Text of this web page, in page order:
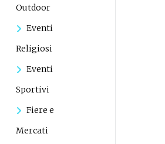
Outdoor
Eventi
Religiosi
Eventi
Sportivi
Fiere e
Mercati